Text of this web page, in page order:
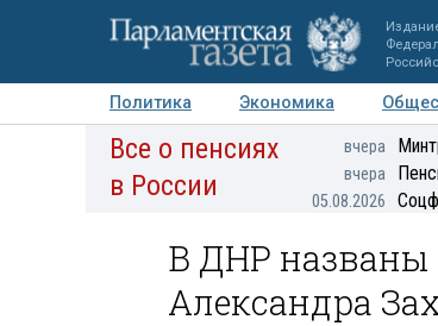
Политика Экономика
Авторы Персоны Мнения
Все о пенсиях
в России
вчера
вчера
05.08.2026
В ДНР названы
Александра